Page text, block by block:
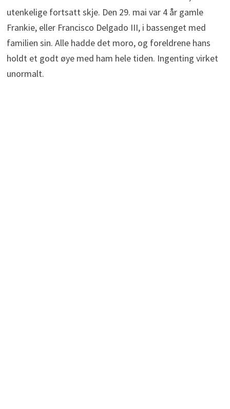
utenkelige fortsatt skje. Den 29. mai var 4 år gamle
Frankie, eller Francisco Delgado III, i bassenget med
familien sin. Alle hadde det moro, og foreldrene hans
holdt et godt øye med ham hele tiden. Ingenting virket
unormalt.